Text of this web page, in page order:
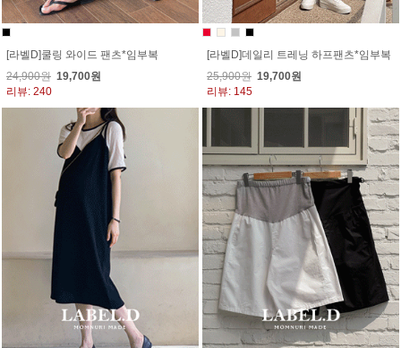
[라벨D]쿨링 와이드 팬츠*임부복
24,900원 19,700원
리뷰: 240
[라벨D]데일리 트레닝 하프팬츠*임부복
25,900원 19,700원
리뷰: 145